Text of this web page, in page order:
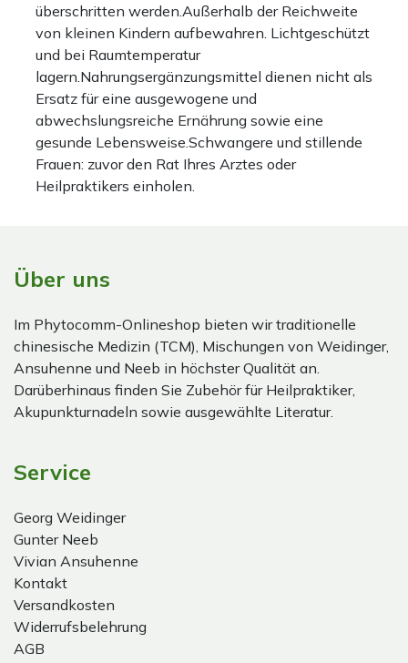
überschritten werden.Außerhalb der Reichweite
von kleinen Kindern aufbewahren. Lichtgeschützt
und bei Raumtemperatur
lagern.Nahrungsergänzungsmittel dienen nicht als
Ersatz für eine ausgewogene und
abwechslungsreiche Ernährung sowie eine
gesunde Lebensweise.Schwangere und stillende
Frauen: zuvor den Rat Ihres Arztes oder
Heilpraktikers einholen.
Über uns
Im Phytocomm-Onlineshop bieten wir traditionelle
chinesische Medizin (TCM), Mischungen von Weidinger,
Ansuhenne und Neeb in höchster Qualität an.
Darüberhinaus finden Sie Zubehör für Heilpraktiker,
Akupunkturnadeln sowie ausgewählte Literatur.
Service
Georg Weidinger
Gunter Neeb
Vivian Ansuhenne
Kontakt
Versandkosten
Widerrufsbelehrung
AGB